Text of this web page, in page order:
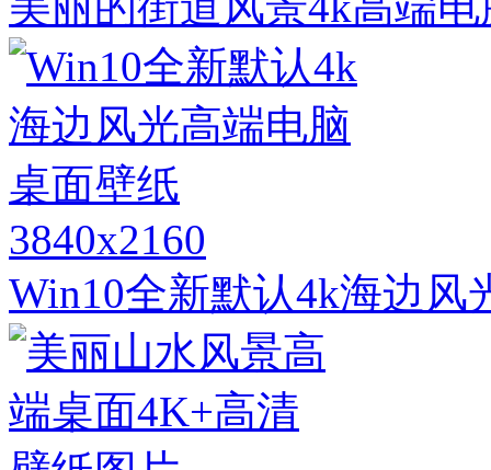
3840x2160
Win10全新默认4k海边风